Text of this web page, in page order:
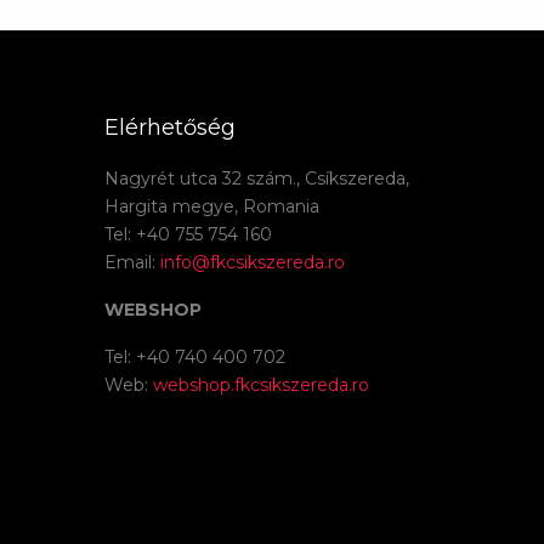
Elérhetőség
Nagyrét utca 32 szám., Csíkszereda,
Hargita megye, Romania
Tel: +40 755 754 160
Email: info@fkcsikszereda.ro
WEBSHOP
Tel: +40 740 400 702
Web: webshop.fkcsikszereda.ro